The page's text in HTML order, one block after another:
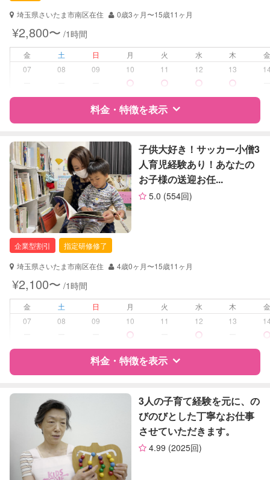
対応可能/特徴
送迎サポート
病児対応 病児、病後児、ともに不可
障がい児対応 対応可否は個別に相談
レッスン
スポーツレッスン
その他
定期予約 お引き受けしていません
お子様の撮影
（定期特典）
対応不可
埼玉県さいたま市南区在住
0歳3ヶ月〜15歳11ヶ月
¥2,800〜 /1時間
金 土 日 月 火 水 木
07
08 09 10 11 12 13
料金・特徴を表示
特徴 料金 レビュー
サポートの特徴
資格
自治体届出済ベビーシッター
保育士
幼稚園教諭
対応可能/特徴
送迎サポート
お泊まり保育
外国語対応
障がい児対応 対応可否は個別に相談
レッスン
定期予約 お引き受けしていません
お子様の撮影
（定期特典）
対応不可
子供大好き！サッカー小僧3
人育児経験あり！あなたの
お子様の送迎お任...
5.0 (554回)
企業型割引
指定研修修了
埼玉県さいたま市南区在住
4歳0ヶ月〜15歳11ヶ月
¥2,100〜 /1時間
金 土 日 月 火 水 木
07
08 09 10 11 12 13
料金・特徴を表示
特徴 料金 レビュー
サポートの特徴
資格
企業型割引対象(旧内閣府補助対象)
自治体届出済ベビーシッター
3人の子育て経験を元に、の
びのびとした丁寧なお仕事
させていただきます。
4.99 (2025回)